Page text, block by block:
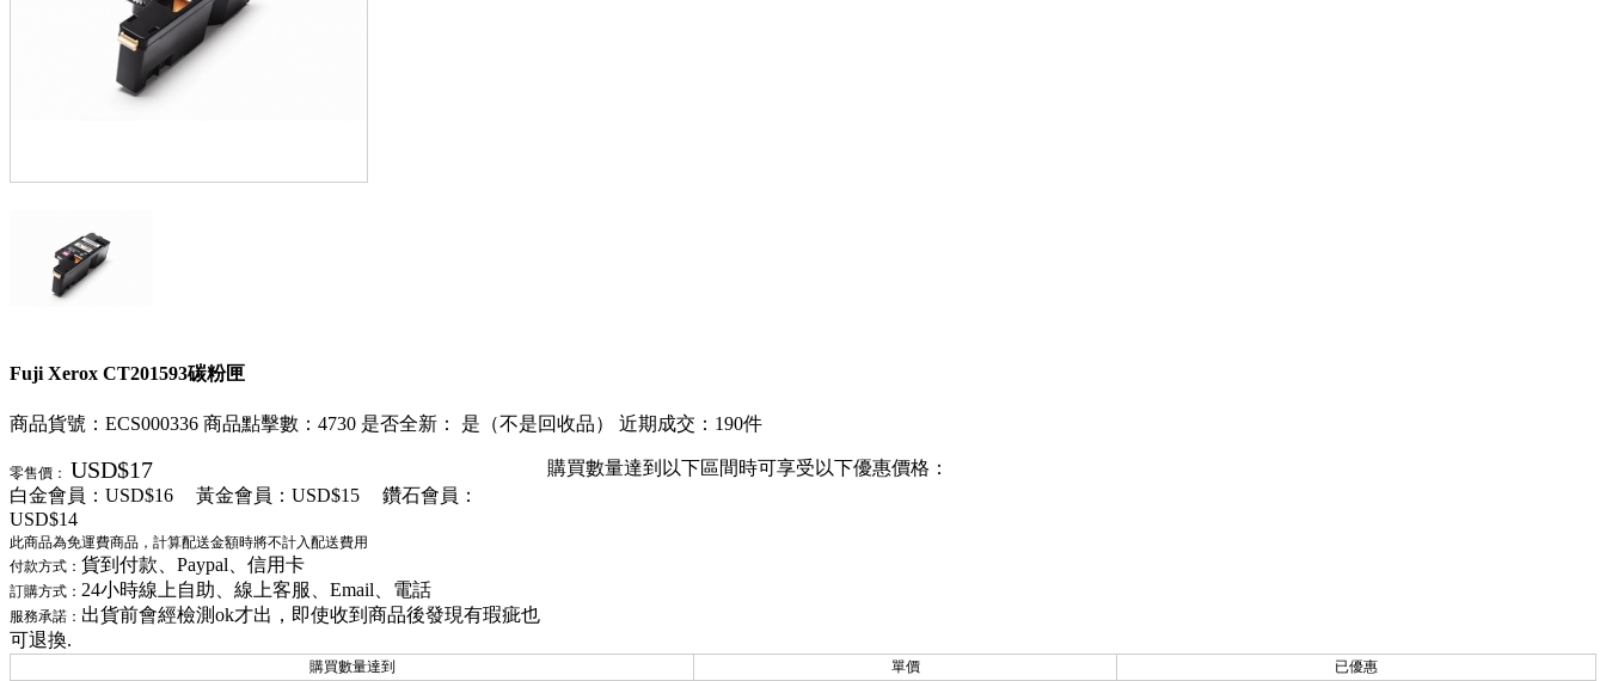
Fuji Xerox CT201593碳粉匣
商品貨號：ECS000336 商品點擊數：4730 是否全新： 是（不是回收品） 近期成交：190件
零售價： USD$17
白金會員： USD$16 黃金會員： USD$15
鑽石會員：
USD$14
此商品為免運費商品，計算配送金額時將不計入配送費用
付款方式： 貨到付款、Paypal、信用卡
訂購方式： 24小時線上自助、線上客服、Email、電話
服務承諾： 出貨前會經檢測ok才出，即使收到商品後發現有瑕疵也
可退換.
購買數量達到以下區間時可享受以下優惠價格：
購買數量達到 單價
已優惠